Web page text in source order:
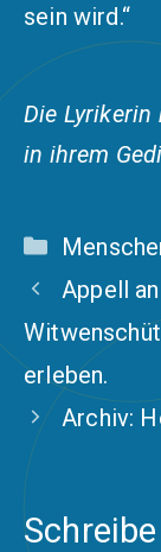
sein wird.“
Die Lyrikerin
in ihrem
Appell
erleben.
Archiv: